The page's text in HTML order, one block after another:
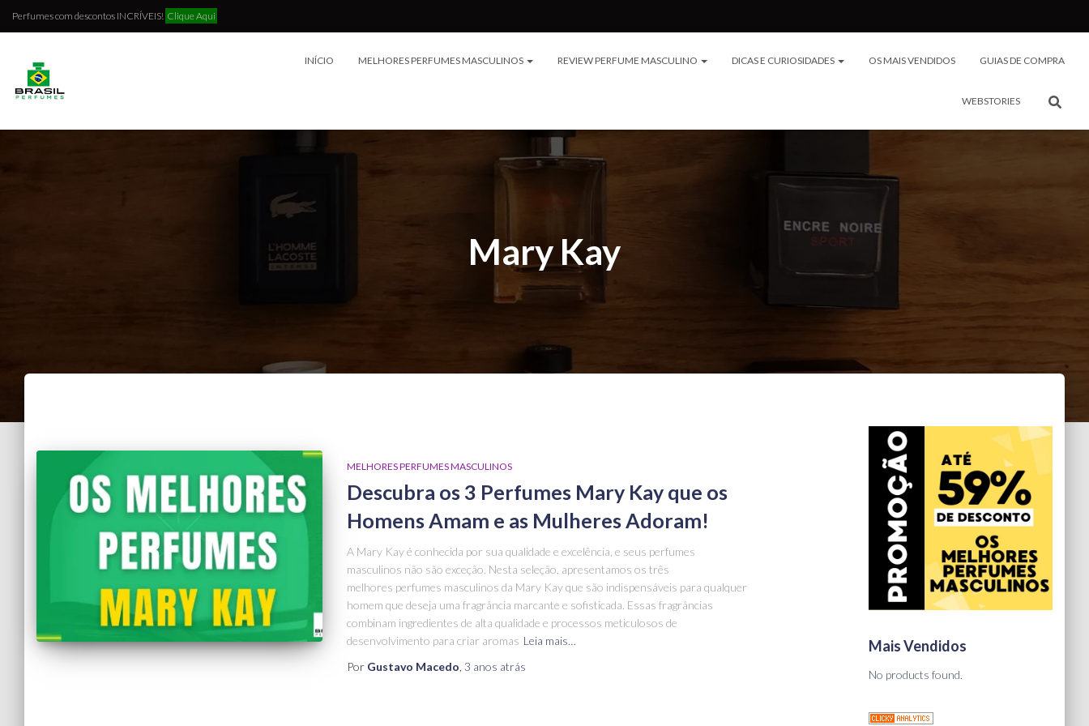
Perfumes com descontos INCRÍVEIS! Clique Aqui
INÍCIO MELHORES PERFUMES MASCULINOS REVIEW PERFUME MASCULINO DICAS E CURIOSIDADES OS MAIS VENDIDOS GUIAS DE COMPRA
WEBSTORIES
Mary Kay
MELHORES PERFUMES MASCULINOS
Descubra os 3 Perfumes Mary Kay que os
Homens Amam e as Mulheres Adoram!
A Mary Kay é conhecida por sua qualidade e excelência, e seus perfumes
masculinos não são exceção. Nesta seleção, apresentamos os três
melhores perfumes masculinos da Mary Kay que são indispensáveis para qualquer
homem que deseja uma fragrância marcante e sofisticada. Essas fragrâncias
combinam ingredientes de alta qualidade e processos meticulosos de
desenvolvimento para criar aromas Leia mais…
Por Gustavo Macedo ,3 anos atrás
Mais Vendidos
No products found.